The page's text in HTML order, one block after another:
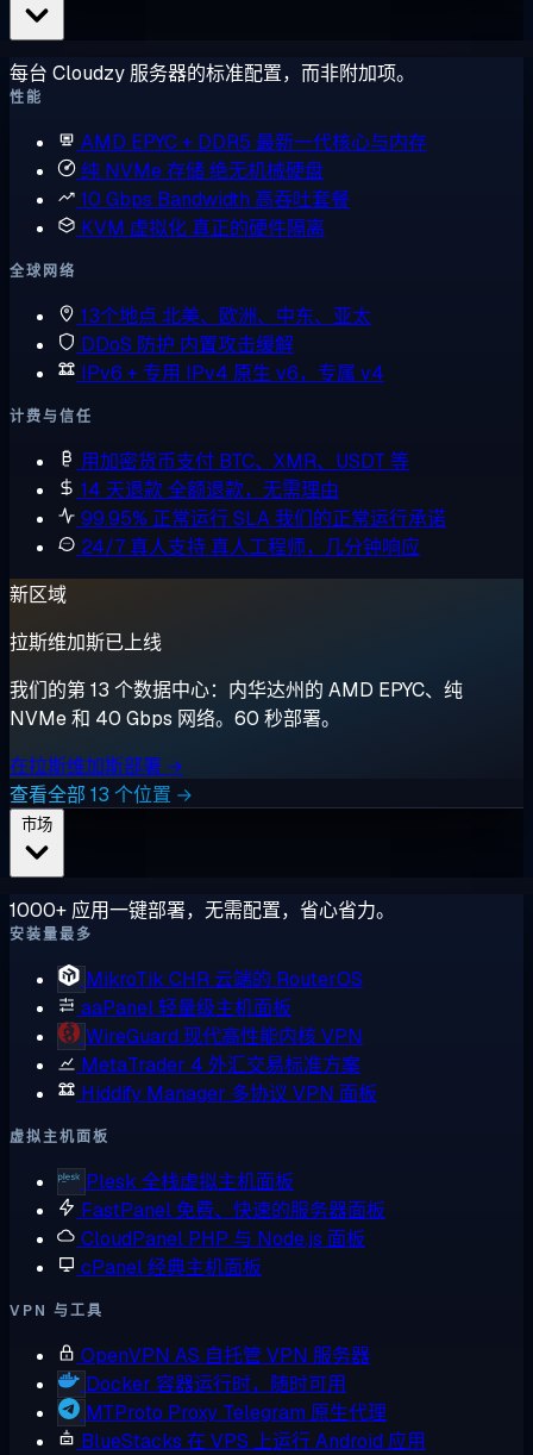
每台 Cloudzy 服务器的标准配置，而非附加项。
性能
AMD EPYC + DDR5 最新一代核心与内存
纯 NVMe 存储绝无机械硬盘
10 Gbps Bandwidth 高吞吐套餐
KVM 虚拟化 真正的硬件隔离
全球网络
13个地点 北美、欧洲、中东、亚太
DDoS 防护 内置攻击缓解
IPv6 + 专用 IPv4 原生 v6，专属 v4
计费与信任
用加密货币支付 BTC、XMR、USDT 等
14 天退款全额退款，无需理由
99.95% 正常运行 SLA我们的正常运行承诺
24/7 真人支持 真人工程师，几分钟响应
新区域
拉斯维加斯已上线
我们的第 13 个数据中心：内华达州的 AMD EPYC、纯
NVMe 和 40 Gbps 网络。60 秒部署。
在拉斯维加斯部署 →
查看全部 13 个位置 →
1000+ 应用一键部署，无需配置，省心省力。
安装量最多
MikroTik CHR 云端的 RouterOS
aaPanel轻量级主机面板
WireGuard 现代高性能内核 VPN
MetaTrader 4 外汇交易标准方案
Hiddify Manager 多协议 VPN 面板
虚拟主机面板
Plesk 全栈虚拟主机面板
FastPanel 免费、快速的服务器面板
CloudPanel PHP 与 Node.js 面板
cPanel经典主机面板
VPN 与工具
OpenVPN AS 自托管 VPN 服务器
Docker 容器运行时，随时可用
MTProto Proxy Telegram 原生代理
BlueStacks 在 VPS 上运行 Android 应用